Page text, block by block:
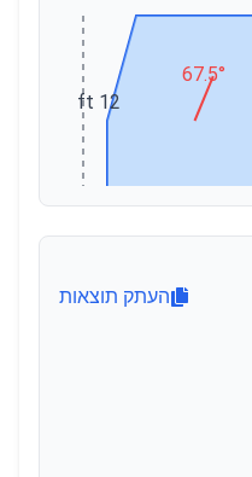
12 ft
67.5°
העתק תוצאות